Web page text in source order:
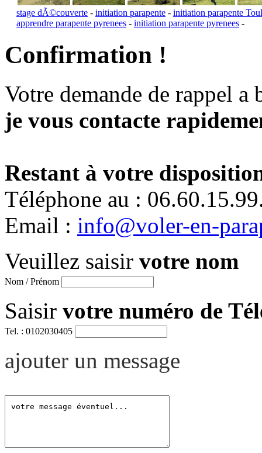
stage dÃ©couverte - initiation parapente - initiation parapente
apprendre parapente pyrenees - initiation parapente pyrenees -
Confirmation !
Votre demande de rappel a
je vous contacte
Restant à votre
Téléphone au :
Email : info@voler-en-
Veuillez saisir votre nom
Nom / Prénom
Saisir votre numéro de
Tel. : 0102030405
ajouter un message